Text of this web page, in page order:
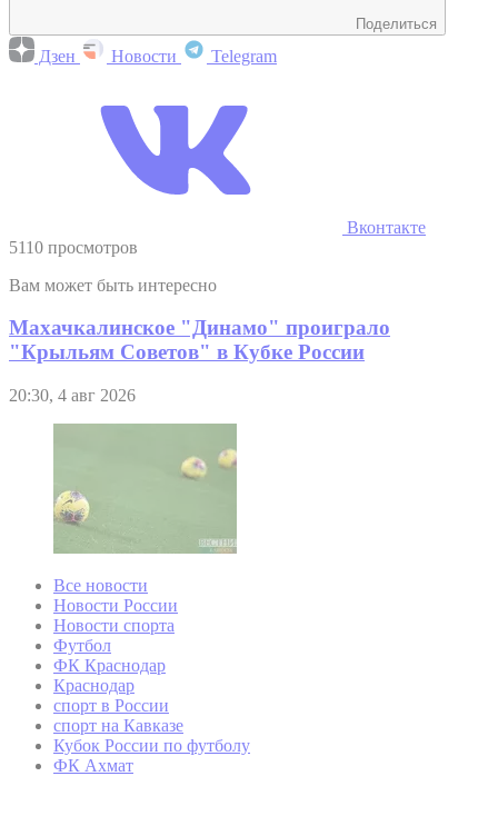
Поделиться
Дзен Новости Telegram
Вконтакте
5110 просмотров
Вам может быть интересно
Махачкалинское "Динамо" проиграло
"Крыльям Советов" в Кубке России
20:30, 4 авг 2026
Все новости
Новости России
Новости спорта
Футбол
ФК Краснодар
Краснодар
спорт в России
спорт на Кавказе
Кубок России по футболу
ФК Ахмат